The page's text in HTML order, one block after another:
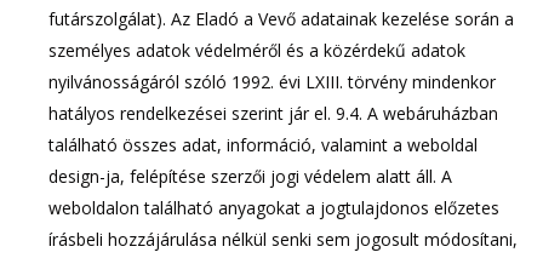
futárszolgálat). Az Eladó a Vevő adatainak kezelése során a
személyes adatok védelméről és a közérdekű adatok
nyilvánosságáról szóló 1992. évi LXIII. törvény mindenkor
hatályos rendelkezései szerint jár el. 9.4. A webáruházban
található összes adat, információ, valamint a weboldal
design-ja, felépítése szerzői jogi védelem alatt áll. A
weboldalon található anyagokat a jogtulajdonos előzetes
írásbeli hozzájárulása nélkül senki sem jogosult módosítani,